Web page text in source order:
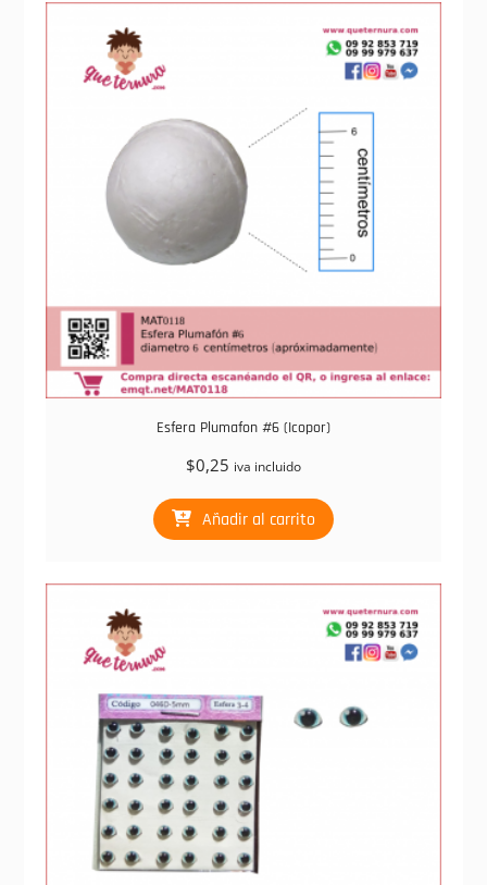
Esfera Plumafon #6 (Icopor)
$0,25 iva incluido
Añadir al carrito